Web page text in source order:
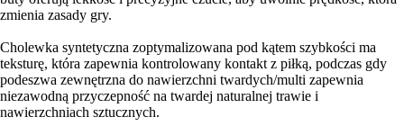
zmienia zasady gry.
Cholewka syntetyczna zoptymalizowana pod kątem szybkości ma
teksturę, która zapewnia kontrolowany kontakt z piłką, podczas gdy
podeszwa zewnętrzna do nawierzchni twardych/multi zapewnia
niezawodną przyczepność na twardej naturalnej trawie i
nawierzchniach sztucznych.